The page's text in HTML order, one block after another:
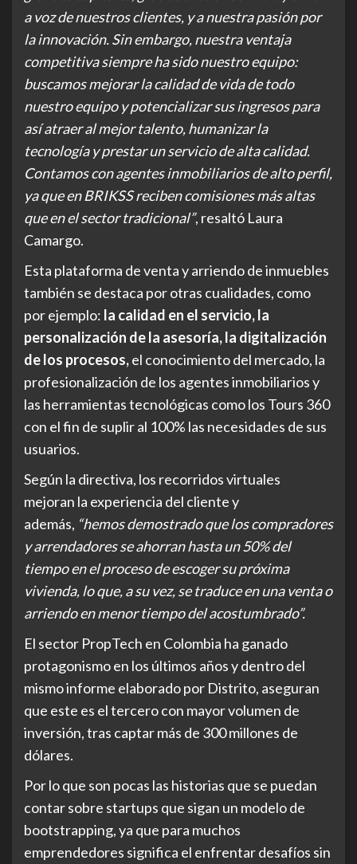
a voz de nuestros clientes, y a nuestra pasión por
la innovación. Sin embargo, nuestra ventaja
competitiva siempre ha sido nuestro equipo:
buscamos mejorar la calidad de vida de todo
nuestro equipo y potencializar sus ingresos para
así atraer al mejor talento, humanizar la
tecnología y prestar un servicio de alta calidad.
Contamos con agentes inmobiliarios de alto perfil,
ya que en BRIKSS reciben comisiones más altas
que en el sector tradicional”, resaltó Laura
Camargo.
Esta plataforma de venta y arriendo de inmuebles
también se destaca por otras cualidades, como
por ejemplo: la calidad en el servicio, la
personalización de la asesoría, la digitalización
de los procesos,el conocimiento del mercado, la
profesionalización de los agentes inmobiliarios y
las herramientas tecnológicas como los Tours 360
con el fin de suplir al 100% las necesidades de sus
usuarios.
Según la directiva, los recorridos virtuales
mejoran la experiencia del cliente y
además, “hemos demostrado que los compradores
y arrendadores se ahorran hasta un 50% del
tiempo en el proceso de escoger su próxima
vivienda, lo que, a su vez, se traduce en una venta o
arriendo en menor tiempo del acostumbrado”.
El sector PropTech en Colombia ha ganado
protagonismo en los últimos años y dentro del
mismo informe elaborado por Distrito, aseguran
que este es el tercero con mayor volumen de
inversión, tras captar más de 300 millones de
dólares.
Por lo que son pocas las historias que se puedan
contar sobre startups que sigan un modelo de
bootstrapping, ya que para muchos
emprendedores significa el enfrentar desafíos sin